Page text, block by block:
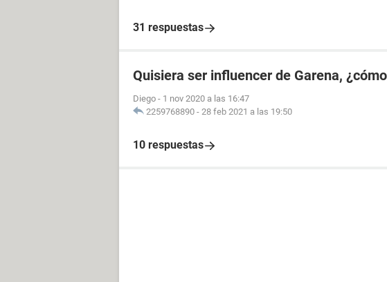
31 respuestas
Quisiera ser influencer de Garena,
Diego - 1 nov 2020 a las 16:47
2259768890 - 28 feb 2021 a las 19:50
10 respuestas